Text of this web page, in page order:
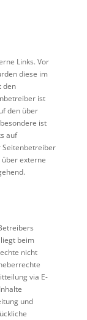
Links. Vor
diese im
den
ist
den über
ist
auf
Seitenbetreiber
externe
beim
nicht
via E-
und